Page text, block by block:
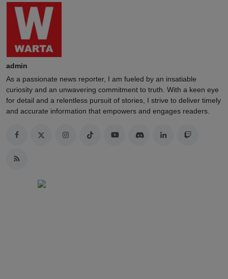
admin
As a passionate news reporter, I am fueled by an insatiable
curiosity and an unwavering commitment to truth. With a keen eye
for detail and a relentless pursuit of stories, I strive to deliver timely
and accurate information that empowers and engages readers.